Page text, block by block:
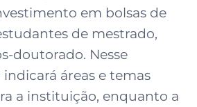
em bolsas de
de mestrado,
doutorado. Nesse
áreas e temas
a instituição, enquanto a